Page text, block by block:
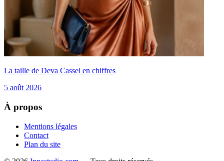
La taille de Deva Cassel en chiffres
5 août 2026
À propos
Mentions légales
Contact
Plan du site